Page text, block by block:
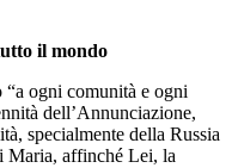
il mondo
ogni comunità e ogni
dell’Annunciazione,
specialmente della Russia
Maria, affinché Lei, la